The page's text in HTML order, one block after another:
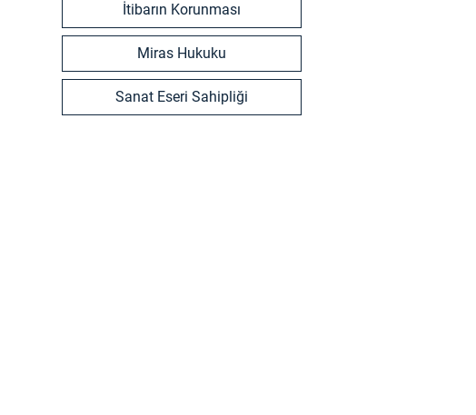
İtibarın Korunması
Miras Hukuku
Sanat Eseri Sahipliği